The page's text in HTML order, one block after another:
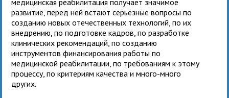
развитие, перед ней встают серьёзные вопросы по
созданию новых отечественных технологий, по их
внедрению, по подготовке кадров, по разработке
клинических рекомендаций, по созданию
инструментов финансирования работы по
медицинской реабилитации, по требованиям к этому
процессу, по критериям качества и много-много
других.